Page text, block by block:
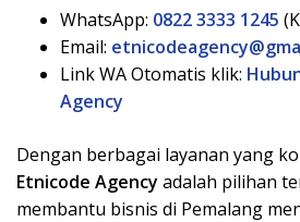
WhatsApp: 0822 3333 1245
Email:
Link WA Otomatis klik:
Agency
Dengan berbagai layanan yang
Etnicode Agency adalah pilihan
membantu bisnis di Pemalang